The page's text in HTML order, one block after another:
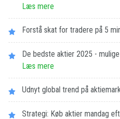
Læs mere
Forstå skat for tradere på 5
De bedste aktier 2025 -
Læs mere
Udnyt global trend på
Strategi: Køb aktier mandag